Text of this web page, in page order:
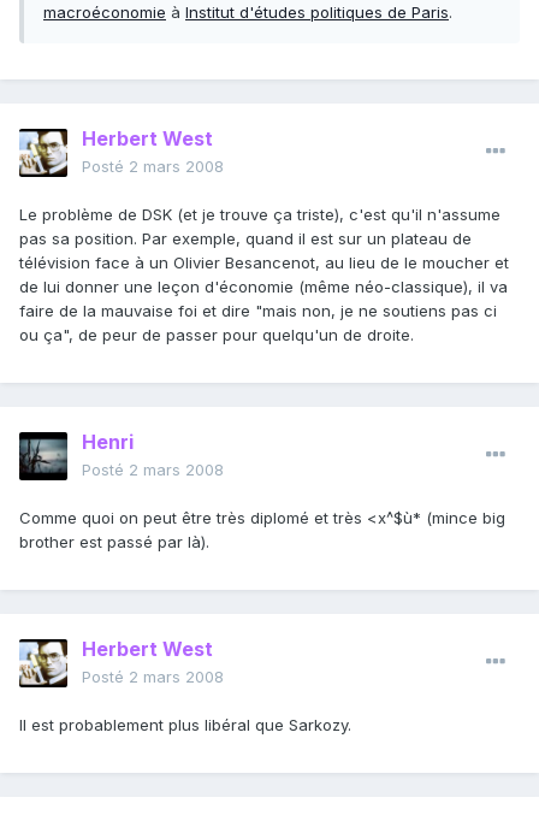
macroéconomie à Institut d'études politiques de Paris.
Herbert West
Posté 2 mars 2008
Le problème de DSK (et je trouve ça triste), c'est qu'il n'assume
pas sa position. Par exemple, quand il est sur un plateau de
télévision face à un Olivier Besancenot, au lieu de le moucher et
de lui donner une leçon d'économie (même néo-classique), il va
faire de la mauvaise foi et dire "mais non, je ne soutiens pas ci
ou ça", de peur de passer pour quelqu'un de droite.
Henri
Posté 2 mars 2008
Comme quoi on peut être très diplomé et très <x^$ù* (mince big
brother est passé par là).
Herbert West
Posté 2 mars 2008
Il est probablement plus libéral que Sarkozy.